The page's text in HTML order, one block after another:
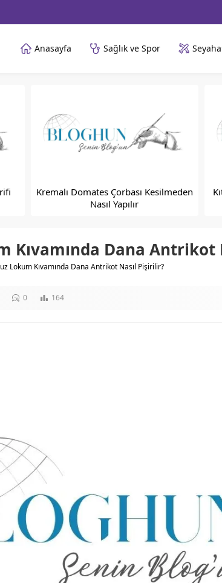
Anasayfa Sağlık ve Spor
Kremalı Domates Çorbası Kesilmeden
Nasıl Yapılır
Kıvamında Dana Antrikot
Lokum Kıvamında Dana Antrikot Nasıl Pişirilir?
0 164